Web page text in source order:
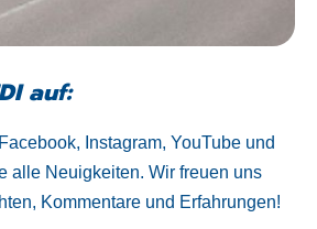
auf:
Instagram, YouTube und
alle Neuigkeiten. Wir freuen uns
Kommentare und Erfahrungen!